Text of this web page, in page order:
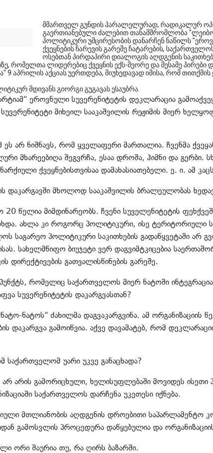
მმართველ გუნდის პარალელურად, რადიკალურ
გაერთიანებული ძალებით თანამშრომლობა
პოლიტიკური უმცირესობის დანარჩენ ნაწილს
ქვეყნების ჩარევის გარეშე ჩატარების,
ოსებთან პირდაპირი დიალოგის აღდგენის
რომელთა ლიდერებიც ქვეყნის ექს-მეორე და მესამე
აპრილის აქციას უერთდება, მიუხედავად იმისა, რომ
მდივანს გიორგი გუგავას ესაუბრა.
ეროვნული სუვერენიტეტის დეკლარაცია
მიხეილ სააკაშვილის რეჟიმის მიერ
არ ნიშნავს, რომ ყველაფერი მართალია. ჩვენმა
მხარეებიღა შეგვრჩა, ესაა დროშა, ჰიმნი და გერბი.
ქვეყნებისთვისაა დამახასიათებელი. ე. ი. ამ
დაკარგავში მხოლოდ სააკაშვილის ბრალეულობას
წელია მიმდინარეობს. ჩვენი სუველენიტეტის
ახლა კი როგორც პოლიტიკური, ისე ტერიტორიული
საგარეო პოლიტიკური საკითხების გადაწყვეტაში არ
სახელმწიფო ბიუჯეტი ვერ დაგვიმტკიცებია
დირექტივების გათვალისწინების გარეშე.
რომელიც საქართველოს მიერ ნატოში
სუვერენიტეტის დაკარგვასთან?
ნატოს" ძახილმა დაგვაკარგვინა. ამ ორგანიზაციის
გამოიწვია. აქვე დავამატებ, რომ
უარი უკვე განაცხადა?
არ არის გამორიცხული, ხელისუფლებაში მოვიდეს
საქართველოს დარჩენა უკეთესი იქნება.
მთლიანობის აღდგენის დროებითი საპარლამენტო
გამოსვლის პროცედურა დაწყებულია და
ორი შაურია თუ, რა ღირს ბაზარში.